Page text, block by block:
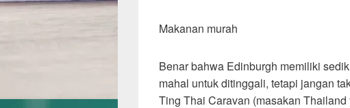
Makanan murah
Benar bahwa Edinburgh memiliki
mahal untuk ditinggali, tetapi jangan
Ting Thai Caravan (masakan